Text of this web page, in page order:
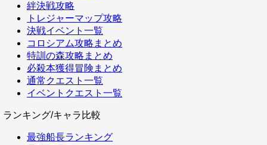
絆決戦攻略
トレジャーマップ攻略
決戦イベント一覧
コロシアム攻略まとめ
特訓の森攻略まとめ
必殺本獲得冒険まとめ
通常クエスト一覧
イベントクエスト一覧
ランキング/キャラ比較
最強船長ランキング